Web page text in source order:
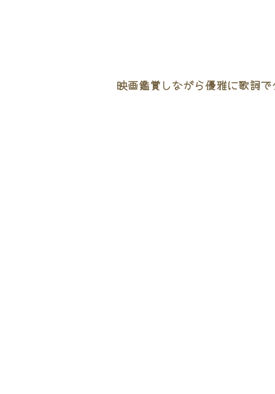
映画鑑賞しながら優雅に歌詞